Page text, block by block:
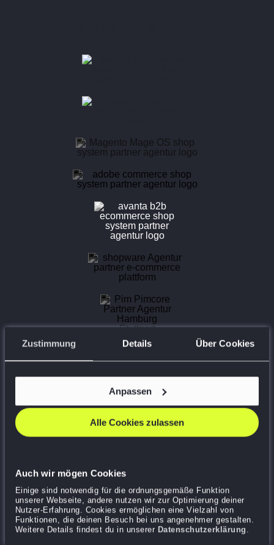
Zustimmung Details Über Cookies
Auch wir mögen Cookies
Einige sind notwendig für die ordnungsgemäße Funktion
unserer Webseite, andere nutzen wir zur Optimierung deiner
Nutzer-Erfahrung. Cookies ermöglichen eine Vielzahl von
Funktionen, die deinen Besuch bei uns angenehmer gestalten.
Weitere Details findest du in unserer Datenschutzerklärung .
Alle Cookies zulassen
Anpassen
E-Commerce Architekten
Shopify Plus, Hyvä, avanta Partner Agentur Hamburg &